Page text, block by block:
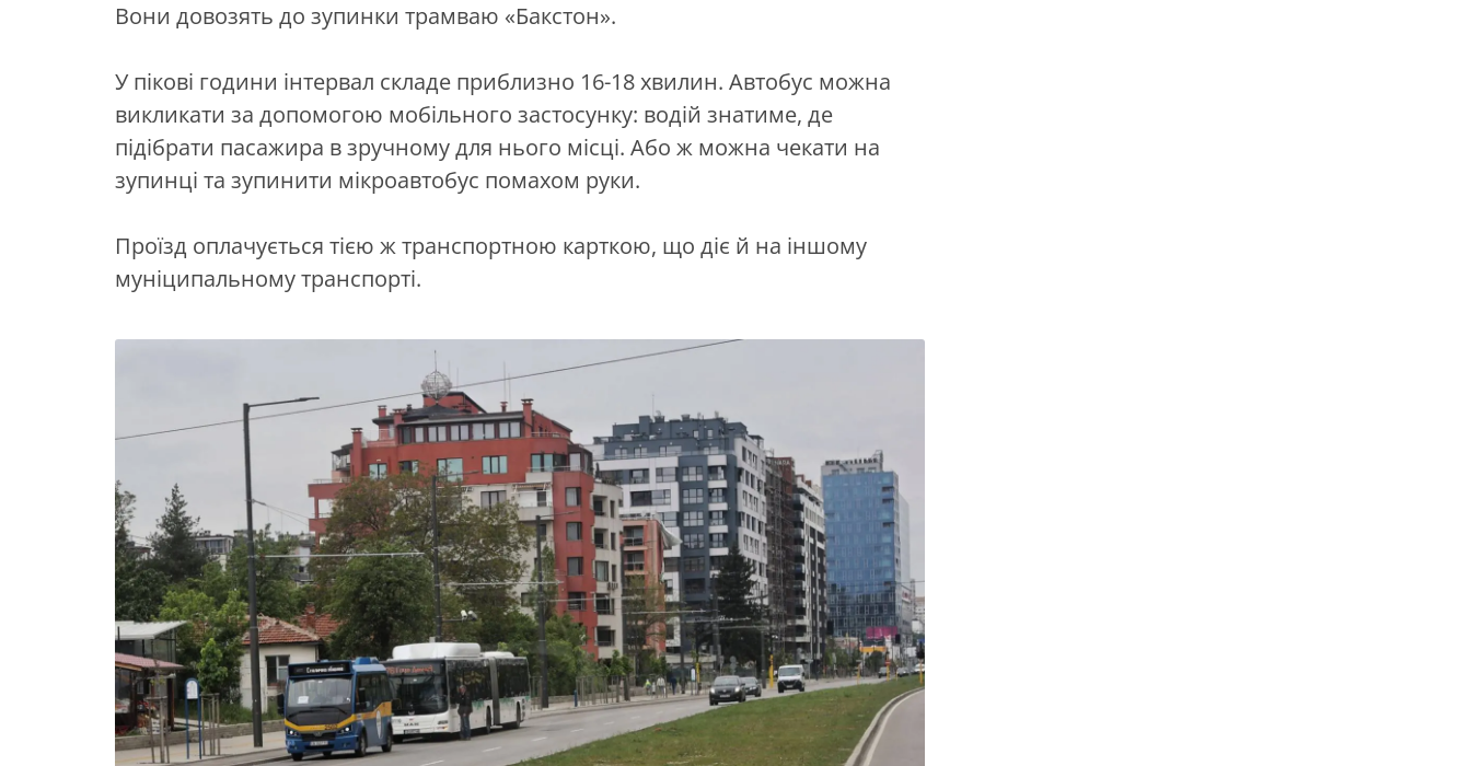
Вони довозять до зупинки трамваю «Бакстон».
У пікові години інтервал складе приблизно 16-18 хвилин. Автобус можна
викликати за допомогою мобільного застосунку: водій знатиме, де
підібрати пасажира в зручному для нього місці. Або ж можна чекати на
зупинці та зупинити мікроавтобус помахом руки.
Проїзд оплачується тією ж транспортною карткою, що діє й на іншому
муніципальному транспорті.